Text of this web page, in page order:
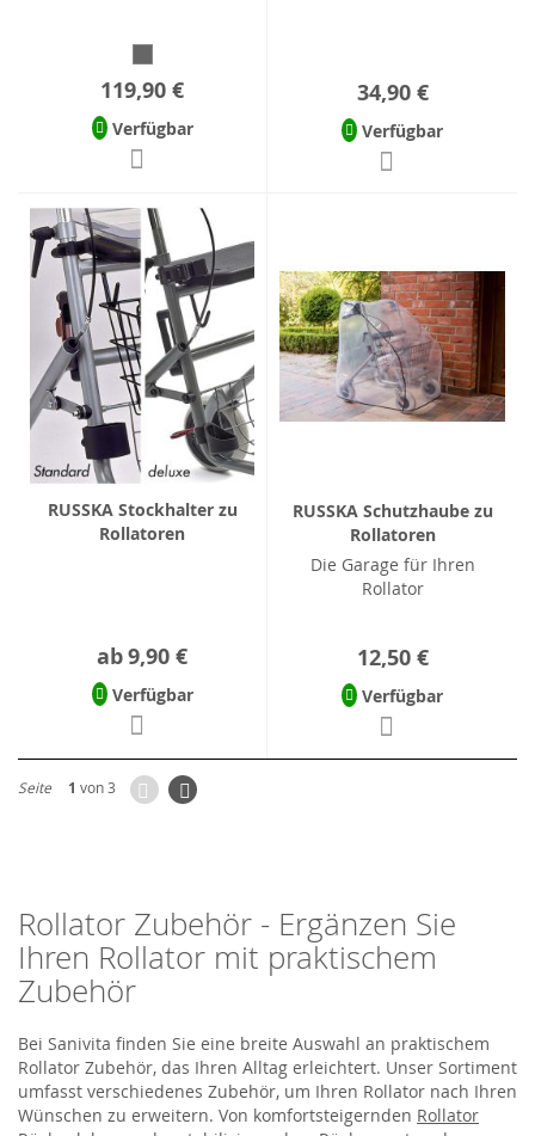
119,90 €
Verfügbar
34,90 €
Verfügbar
RUSSKA Stockhalter zu
Rollatoren
ab9,90 €
Verfügbar
RUSSKA Schutzhaube zu
Rollatoren
Die Garage für Ihren
Rollator
12,50 €
Verfügbar
Seite 1 von 3 ZurückSeite
Weiter
Rollator Zubehör - Ergänzen Sie
Ihren Rollator mit praktischem
Zubehör
Bei Sanivita finden Sie eine breite Auswahl an praktischem
Rollator Zubehör, das Ihren Alltag erleichtert. Unser Sortiment
umfasst verschiedenes Zubehör, um Ihren Rollator nach Ihren
Wünschen zu erweitern. Von komfortsteigernden Rollator